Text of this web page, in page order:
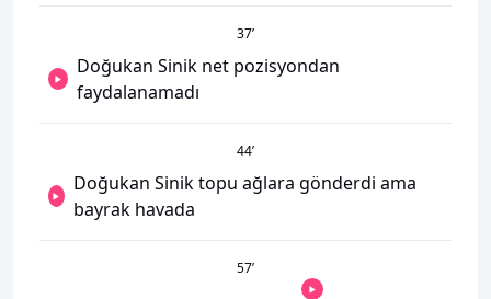
37’
Doğukan Sinik net pozisyondan
faydalanamadı
44’
Doğukan Sinik topu ağlara gönderdi ama
bayrak havada
57’